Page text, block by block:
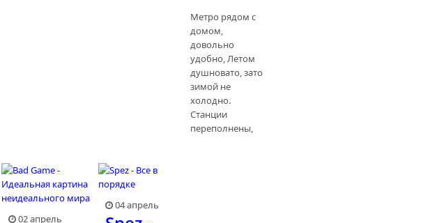
Метро рядом с
домом,
довольно
удобно, Летом
душновато, зато
зимой не
холодно.
Станции
переполнены,
02 апрель
04 апрель